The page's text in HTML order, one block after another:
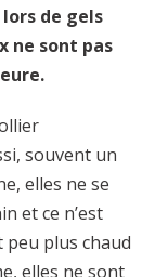
de gels
ne sont pas
souvent un
elles ne se
et ce n’est
plus chaud
elles ne sont